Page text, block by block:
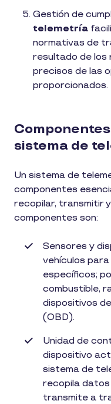
Gestión de
telemetría
normativas de
resultado de
precisos de las
proporcionados.
sistema de
Un sistema de
componentes
recopilar, transmitir
componentes son:
Sensores y
vehículos
específicos;
combustible,
dispositivos
(OBD).
Unidad de
dispositivo
sistema de
recopila datos
transmite a